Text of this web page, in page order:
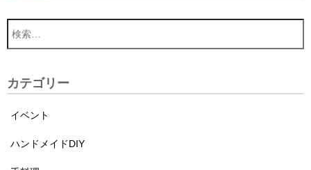
カテゴリー
イベント
ハンドメイドDIY